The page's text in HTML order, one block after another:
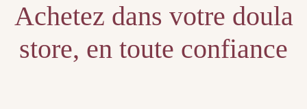
Achetez dans votre doula
store, en toute confiance